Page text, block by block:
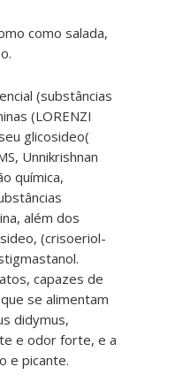
como salada,
(substâncias
(LORENZI
glicosideo(
Unnikrishnan
química,
além dos
(crisoeriol-
capazes de
se alimentam
didymus,
e odor forte, e a
e picante.